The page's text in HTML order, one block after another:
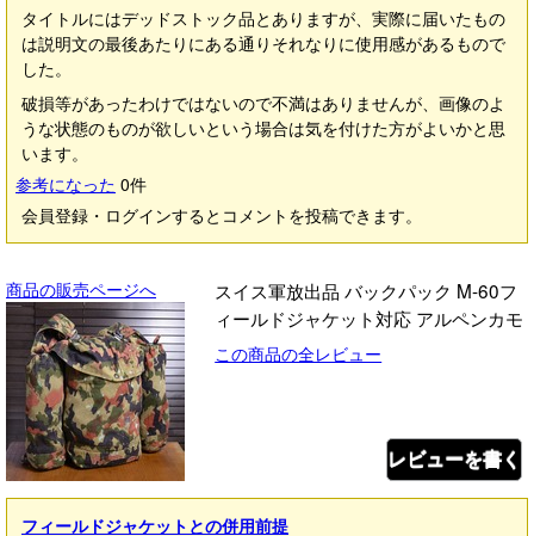
タイトルにはデッドストック品とありますが、実際に届いたもの
は説明文の最後あたりにある通りそれなりに使用感があるもので
した。
破損等があったわけではないので不満はありませんが、画像のよ
うな状態のものが欲しいという場合は気を付けた方がよいかと思
います。
参考になった 0件
会員登録・ログインするとコメントを投稿できます。
商品の販売ページへ
スイス軍放出品 バックパック M-60フ
ィールドジャケット対応 アルペンカモ
この商品の全レビュー
レビューを書く
フィールドジャケットとの併用前提